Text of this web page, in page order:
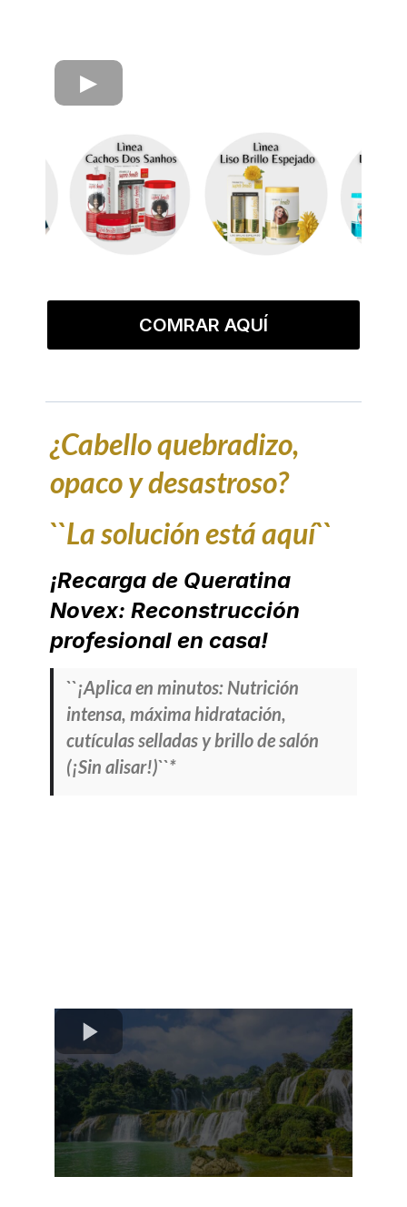
COMRAR AQUÍ
¿Cabello quebradizo,
opaco y desastroso?
``La solución está aquí``
¡Recarga de Queratina
Novex: Reconstrucción
profesional en casa!
``¡Aplica en minutos: Nutrición
intensa, máxima hidratación,
cutículas selladas y brillo de salón
(¡Sin alisar!)``*